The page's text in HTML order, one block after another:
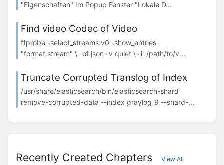
"Eigenschaften" Im Popup Fenster "Lokale D...
Find video Codec of Video
ffprobe -select_streams v0 -show_entries
"format:stream" \ -of json -v quiet \ -i ./path/to/v...
Truncate Corrupted Translog of Index
/usr/share/elasticsearch/bin/elasticsearch-shard
remove-corrupted-data --index graylog_9 --shard-...
Recently Created Chapters View All